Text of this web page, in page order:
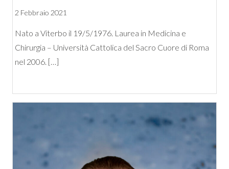
2 Febbraio 2021
Nato a Viterbo il 19/5/1976. Laurea in Medicina e
Chirurgia – Università Cattolica del Sacro Cuore di Roma
nel 2006. […]